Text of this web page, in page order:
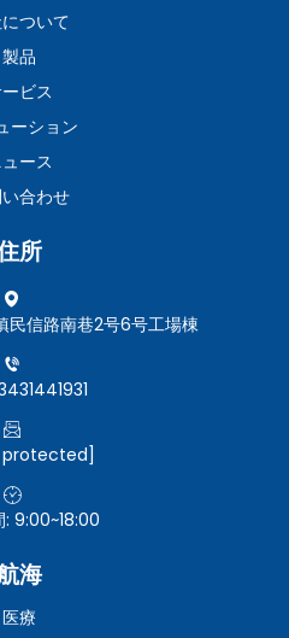
ついて
製品
ビス
ーション
ース
合わせ
所
民信路南巷2号6号工場棟
: 9:00~18:00
海
医療